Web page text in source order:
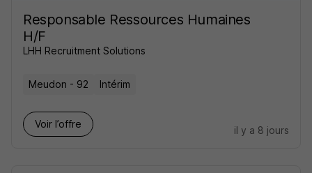
Responsable Ressources Humaines
H/F
LHH Recruitment Solutions
Meudon - 92 Intérim
Voir l’offre
il y a 8 jours